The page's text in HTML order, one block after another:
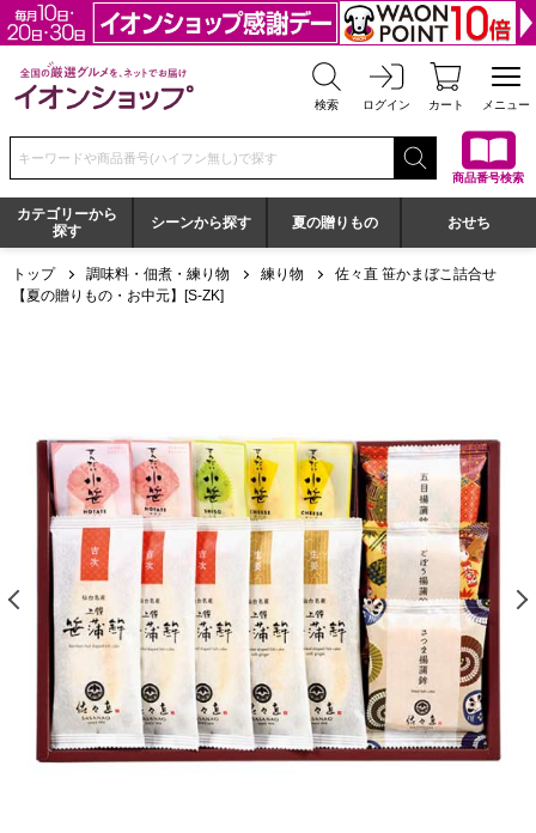
全国の厳選グルメを、ネットでお届け イオンショップ
検索 ログイン カート メニュー
検索キーワードまたは商品番号を入力してください
商品番号検索
カテゴリーから
探す
シーンから探す 夏の贈りもの おせち
トップ 調味料・佃煮・練り物 練り物
佐々直 笹かまぼこ詰合せ
【夏の贈りもの・お中元】[S-ZK]
前の画像を表示する